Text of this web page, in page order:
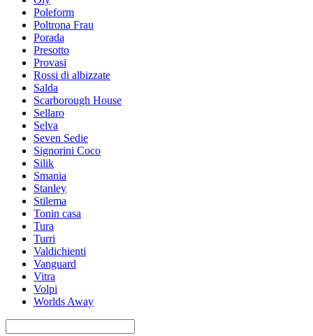
Poleform
Poltrona Frau
Porada
Presotto
Provasi
Rossi di albizzate
Salda
Scarborough House
Sellaro
Selva
Seven Sedie
Signorini Coco
Silik
Smania
Stanley
Stilema
Tonin casa
Tura
Turri
Valdichienti
Vanguard
Vitra
Volpi
Worlds Away